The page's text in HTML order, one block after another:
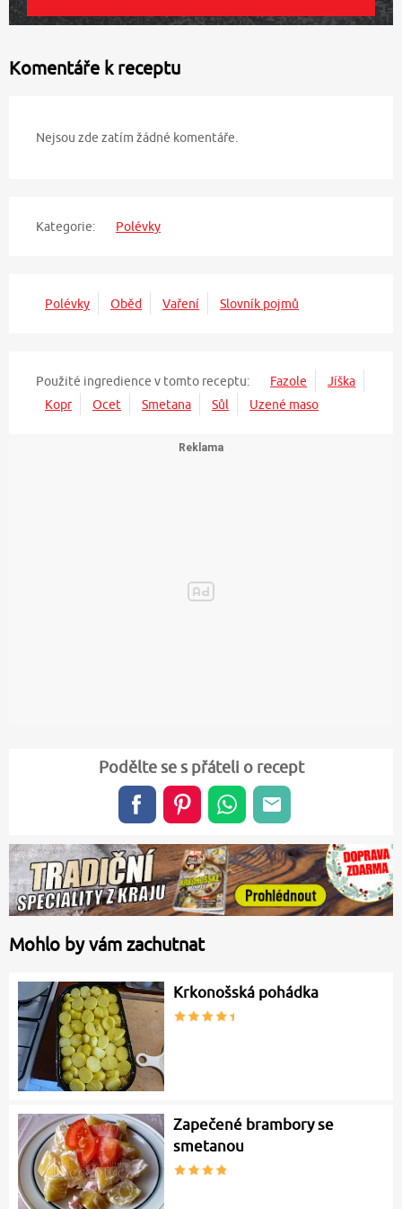
Komentáře k receptu
Nejsou zde zatím žádné komentáře.
Kategorie: Polévky
Polévky Oběd Vaření Slovník pojmů
Použité ingredience v tomto receptu: Fazole
Jíška
Kopr
Ocet Smetana Sůl Uzené maso
Podělte se s přáteli o recept
Mohlo by vám zachutnat
Krkonošská pohádka
Zapečené brambory se
smetanou